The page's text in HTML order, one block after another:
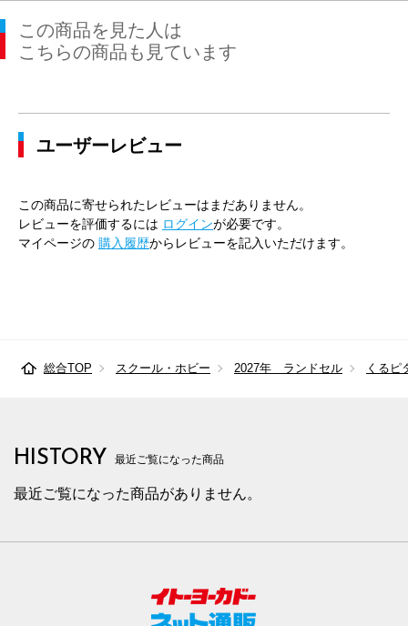
この商品を見た人は
こちらの商品も見ています
ユーザーレビュー
この商品に寄せられたレビューはまだありません。
レビューを評価するには ログインが必要です。
マイページの 購入履歴からレビューを記入いただけます。
総合TOP スクール・ホビー 2027年 ランドセル くるピ
HISTORY 最近ご覧になった商品
最近ご覧になった商品がありません。